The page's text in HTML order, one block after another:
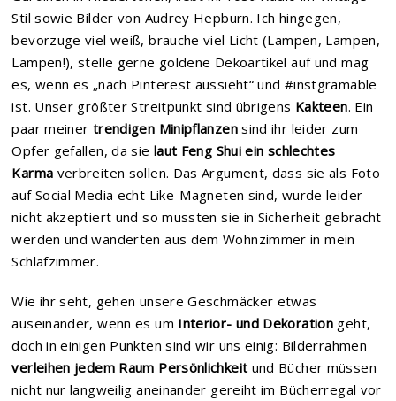
Stil sowie Bilder von Audrey Hepburn. Ich hingegen,
bevorzuge viel weiß, brauche viel Licht (Lampen, Lampen,
Lampen!), stelle gerne goldene Dekoartikel auf und mag
es, wenn es „nach Pinterest aussieht“ und #instgramable
ist. Unser größter Streitpunkt sind übrigens Kakteen. Ein
paar meiner trendigen Minipflanzensind ihr leider zum
Opfer gefallen, da sie laut Feng Shui ein schlechtes
Karma verbreiten sollen. Das Argument, dass sie als Foto
auf Social Media echt Like-Magneten sind, wurde leider
nicht akzeptiert und so mussten sie in Sicherheit gebracht
werden und wanderten aus dem Wohnzimmer in mein
Schlafzimmer.
Wie ihr seht, gehen unsere Geschmäcker etwas
auseinander, wenn es um Interior- und Dekoration geht,
doch in einigen Punkten sind wir uns einig: Bilderrahmen
verleihen jedem Raum Persönlichkeit und Bücher müssen
nicht nur langweilig aneinander gereiht im Bücherregal vor